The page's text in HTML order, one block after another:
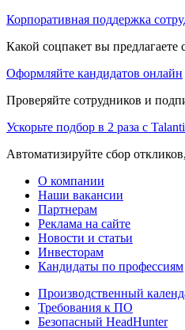
Корпоративная поддержка
Какой соцпакет вы
Оформляйте кандидатов онлайн
Проверяйте сотрудников и
Ускорьте подбор в 2 раза с
Автоматизируйте сбор
О компании
Наши вакансии
Партнерам
Реклама на сайте
Новости и статьи
Инвесторам
Кандидаты по профессиям
Производственный
Требования к ПО
Безопасный HeadHunter